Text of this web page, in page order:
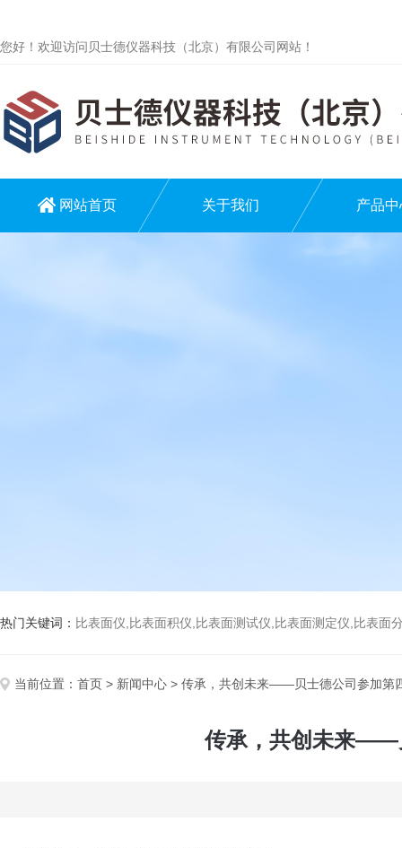
您好！欢迎访问贝士德仪器科技（北京）有限公司网站！
网站首页 关于我们 产品中
热门关键词： 比表面仪,比表面积仪,比表面测试仪,比表面测定仪,比表面分析仪,比表
当前位置： 首页 > 新闻中心 > 传承，共创未来——贝士德公司参加第
传承，共创未来——